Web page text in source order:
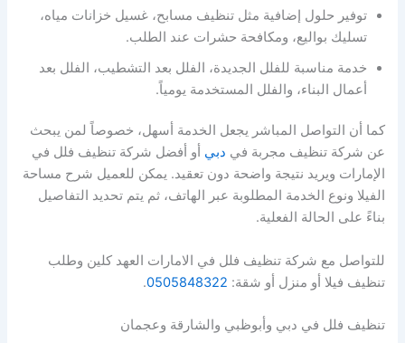
توفير حلول إضافية مثل تنظيف مسابح، غسيل خزانات مياه،
تسليك بواليع، ومكافحة حشرات عند الطلب.
خدمة مناسبة للفلل الجديدة، الفلل بعد التشطيب، الفلل بعد
أعمال البناء، والفلل المستخدمة يومياً.
كما أن التواصل المباشر يجعل الخدمة أسهل، خصوصاً لمن يبحث
عن شركة تنظيف مجربة في دبي أو أفضل شركة تنظيف فلل في
الإمارات ويريد نتيجة واضحة دون تعقيد. يمكن للعميل شرح مساحة
الفيلا ونوع الخدمة المطلوبة عبر الهاتف، ثم يتم تحديد التفاصيل
بناءً على الحالة الفعلية.
للتواصل مع شركة تنظيف فلل في الامارات العهد كلين وطلب
تنظيف فيلا أو منزل أو شقة: 0505848322
.
تنظيف فلل في دبي وأبوظبي والشارقة وعجمان